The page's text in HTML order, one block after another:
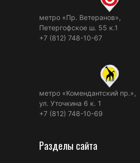
метро «Пр. Ветеранов»,
Петергофское ш. 55 к.1
+7 (812) 748-10-67
метро «Комендантский пр.»,
ул. Уточкина 6 к. 1
+7 (812) 748-10-69
Разделы сайта